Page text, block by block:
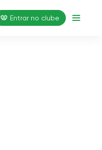
Entrar no clube